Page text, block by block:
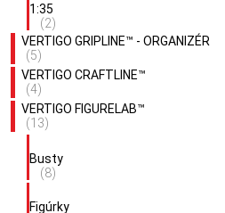
1:35
(2)
VERTIGO GRIPLINE™ - ORGANIZÉR
(5)
VERTIGO CRAFTLINE™
(4)
VERTIGO FIGURELAB™
(13)
Busty
(8)
Figúrky